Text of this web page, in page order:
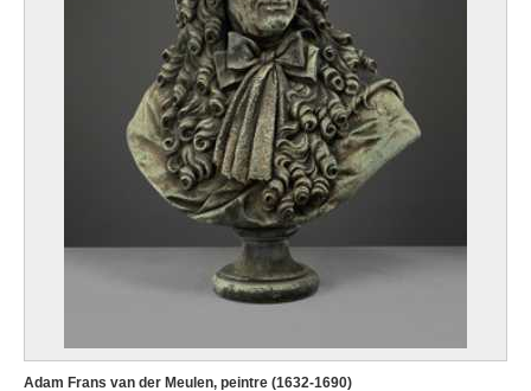
Adam Frans van der Meulen, peintre (1632-1690)